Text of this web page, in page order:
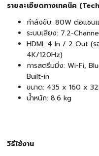
รายละเอียดทางเทคนิค
กำลังขับ: 80W ต่อแช
ระบบเสียง: 7.2-
HDMI: 4 In / 2 Out (ร
4K/120Hz)
การสตรีมมิ่ง: Wi-Fi,
Built-in
ขนาด: 435 x 160 x
น้ำหนัก: 8.6 kg
วิธีใช้งาน